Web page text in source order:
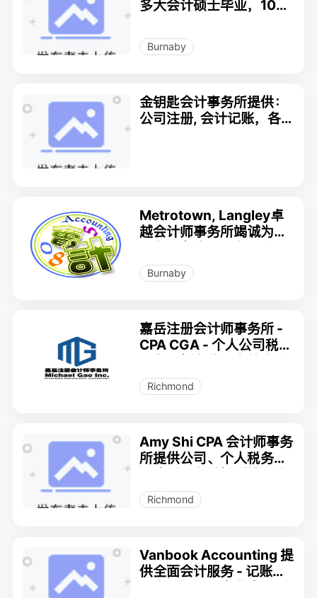
多大会计硕士毕业，10多
处理的经验，服务及时周
到，收费合理。
Burnaby
金钥匙会计事务所提供：
公司注册, 会计记账，各
Metrotown, Langley卓
越会计师事务所竭诚为您
税，个人税， 美国税 778
7107826
Burnaby
嘉岳注册会计师事务所 -
CPA CGA - 个人公司税务
规划
Richmond
Amy Shi CPA 会计师事务
所提供公司、个人税务、
申请
Richmond
Vanbook Accounting 提
供全面会计服务 - 记账、